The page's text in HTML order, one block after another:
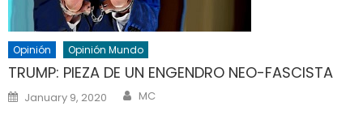
Opinión Opinión Mundo
TRUMP: PIEZA DE UN ENGENDRO NEO-FASCISTA
Posted
on
January 9, 2020 Author
MC